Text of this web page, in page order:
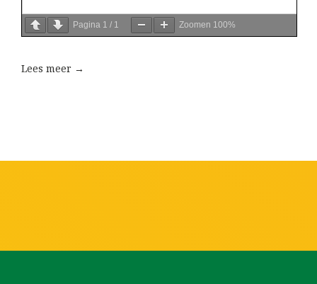
Pagina 1 / 1 Zoomen 100%
Lees meer →